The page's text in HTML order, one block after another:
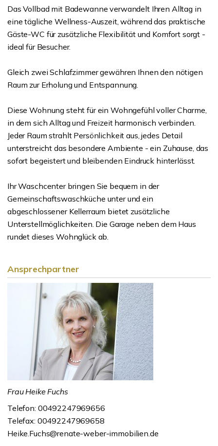
Das Vollbad mit Badewanne verwandelt Ihren Alltag in
eine tägliche Wellness-Auszeit, während das praktische
Gäste-WC für zusätzliche Flexibilität und Komfort sorgt -
ideal für Besucher.
Gleich zwei Schlafzimmer gewähren Ihnen den nötigen
Raum zur Erholung und Entspannung.
Diese Wohnung steht für ein Wohngefühl voller Charme,
in dem sich Alltag und Freizeit harmonisch verbinden.
Jeder Raum strahlt Persönlichkeit aus, jedes Detail
unterstreicht das besondere Ambiente - ein Zuhause, das
sofort begeistert und bleibenden Eindruck hinterlässt.
Ihr Waschcenter bringen Sie bequem in der
Gemeinschaftswaschküche unter und ein
abgeschlossener Kellerraum bietet zusätzliche
Unterstellmöglichkeiten. Die Garage neben dem Haus
rundet dieses Wohnglück ab.
Ansprechpartner
Frau Heike Fuchs
Telefon: 00492247969656
Telefax: 00492247969658
Heike.Fuchs@renate-weber-immobilien.de